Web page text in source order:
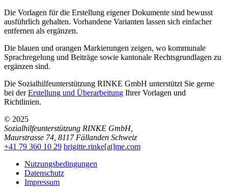
Die Vorlagen für die Erstellung eigener Dokumente sind bewusst
ausführlich gehalten. Vorhandene Varianten lassen sich einfacher
entfernen als ergänzen.
Die blauen und orangen Markierungen zeigen, wo kommunale
Sprachregelung und Beiträge sowie kantonale Rechtsgrundlagen zu
ergänzen sind.
Die Sozialhilfeunterstützung RINKE GmbH unterstützt Sie gerne
bei derErstellung und Überarbeitung Ihrer Vorlagen und
Richtlinien.
© 2025
Sozialhilfeunterstützung RINKE GmbH,
Maurstrasse 74 8117 Fällanden Schweiz
+41 79 360 10 29 brigitte.rinke[at]me.com
Nutzungsbedingungen
Datenschutz
Impressum